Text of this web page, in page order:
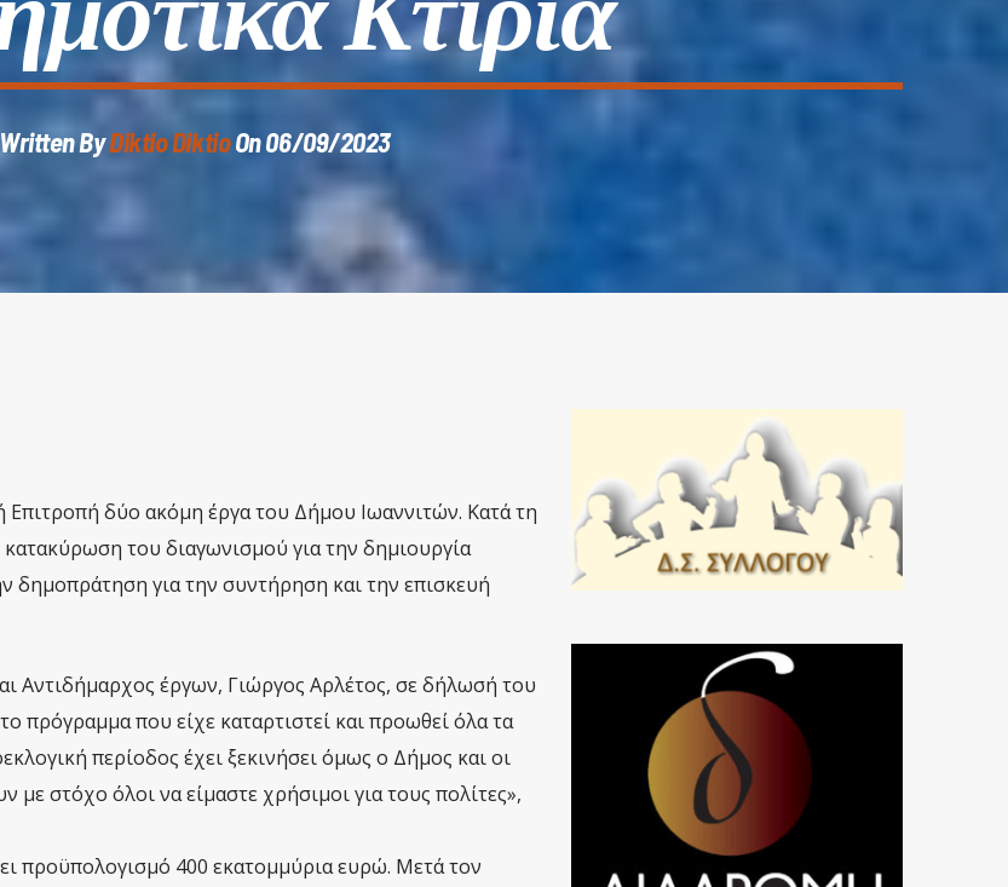
Written ByDiktio DiktioOn 06/09/2023
δύο ακόμη έργα του Δήμου Ιωαννιτών. Κατά τη
του διαγωνισμού για την δημιουργία
δημοπράτηση για την συντήρηση και την επισκευή
Αντιδήμαρχος έργων, Γιώργος Αρλέτος, σε δήλωσή του
πρόγραμμα που είχε καταρτιστεί και προωθεί όλα τα
περίοδος έχει ξεκινήσει όμως ο Δήμος και οι
στόχο όλοι να είμαστε χρήσιμοι για τους πολίτες»,
προϋπολογισμό 400 εκατομμύρια ευρώ. Μετά τον